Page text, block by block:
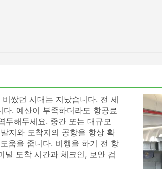
쌌던 시대는 지났습니다. 전 세
. 예산이 부족하더라도 항공료
두해두세요. 중간 또는 대규모
지와 도착지의 공항을 항상 확
움을 줍니다. 비행을 하기 전 항
널 도착 시간과 체크인, 보안 검